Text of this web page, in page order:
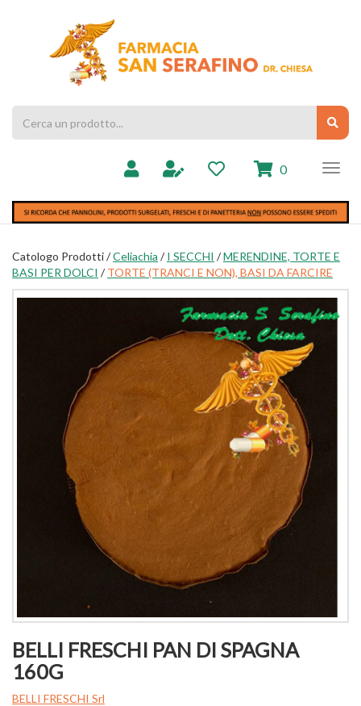
Prodotto
0 prodotti
inseriti
Catologo Prodotti /Celiachia /I SECCHI /MERENDINE, TORTE E
BASI PER DOLCI /TORTE (TRANCI E NON), BASI DA FARCIRE
BELLI FRESCHI PAN DI SPAGNA
160G
BELLI FRESCHI Srl